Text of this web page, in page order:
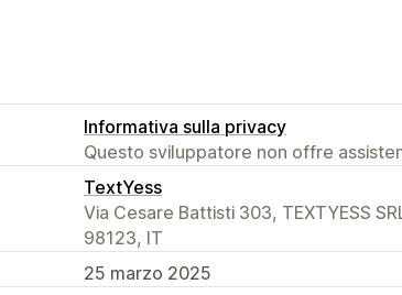
Informativa sulla privacy
Questo sviluppatore non offre
TextYess
Via Cesare Battisti 303, TEXTYESS
98123, IT
25 marzo 2025